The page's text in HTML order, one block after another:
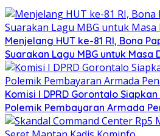
Menjelang HUT ke-81 RI, Bona
Suarakan Lagu MBG untuk Masa
Komisi I DPRD Gorontalo
Polemik Pembayaran Armada